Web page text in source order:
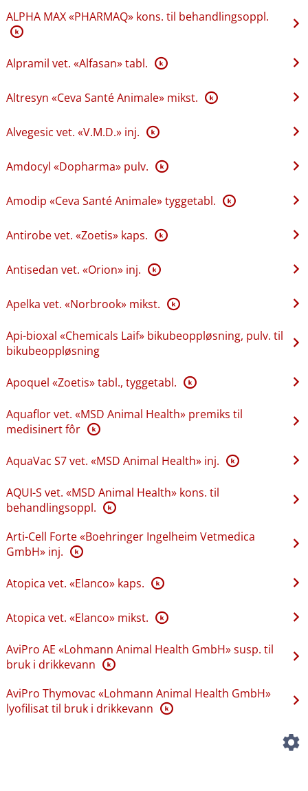
ALPHA MAX «PHARMAQ» kons. til behandlingsoppl.
K
Alpramil vet. «Alfasan» tabl. K
Altresyn «Ceva Santé Animale» mikst. K
Alvegesic vet. «V.M.D.» inj. K
Amdocyl «Dopharma» pulv. K
Amodip «Ceva Santé Animale» tyggetabl. K
Antirobe vet. «Zoetis» kaps. K
Antisedan vet. «Orion» inj. K
Apelka vet. «Norbrook» mikst. K
Api-bioxal «Chemicals Laif» bikubeoppløsning, pulv. til
bikubeoppløsning
Apoquel «Zoetis» tabl., tyggetabl. K
Aquaflor vet. «MSD Animal Health» premiks til
medisinert fôr K
AquaVac S7 vet. «MSD Animal Health» inj. K
AQUI-S vet. «MSD Animal Health» kons. til
behandlingsoppl. K
Arti-Cell Forte «Boehringer Ingelheim Vetmedica
GmbH» inj. K
Atopica vet. «Elanco» kaps. K
Atopica vet. «Elanco» mikst. K
AviPro AE «Lohmann Animal Health GmbH» susp. til
bruk i drikkevann K
AviPro Thymovac «Lohmann Animal Health GmbH»
lyofilisat til bruk i drikkevann K